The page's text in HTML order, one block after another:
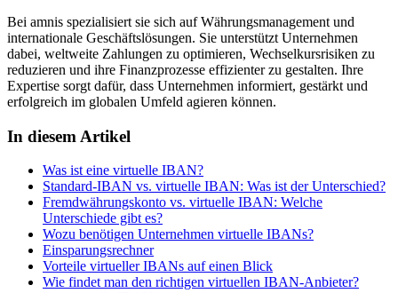
Bei amnis spezialisiert sie sich auf Währungsmanagement und
internationale Geschäftslösungen. Sie unterstützt Unternehmen
dabei, weltweite Zahlungen zu optimieren, Wechselkursrisiken zu
reduzieren und ihre Finanzprozesse effizienter zu gestalten. Ihre
Expertise sorgt dafür, dass Unternehmen informiert, gestärkt und
erfolgreich im globalen Umfeld agieren können.
In diesem Artikel
Was ist eine virtuelle IBAN?
Standard-IBAN vs. virtuelle IBAN: Was ist der Unterschied?
Fremdwährungskonto vs. virtuelle IBAN: Welche
Unterschiede gibt es?
Wozu benötigen Unternehmen virtuelle IBANs?
Einsparungsrechner
Vorteile virtueller IBANs auf einen Blick
Wie findet man den richtigen virtuellen IBAN-Anbieter?